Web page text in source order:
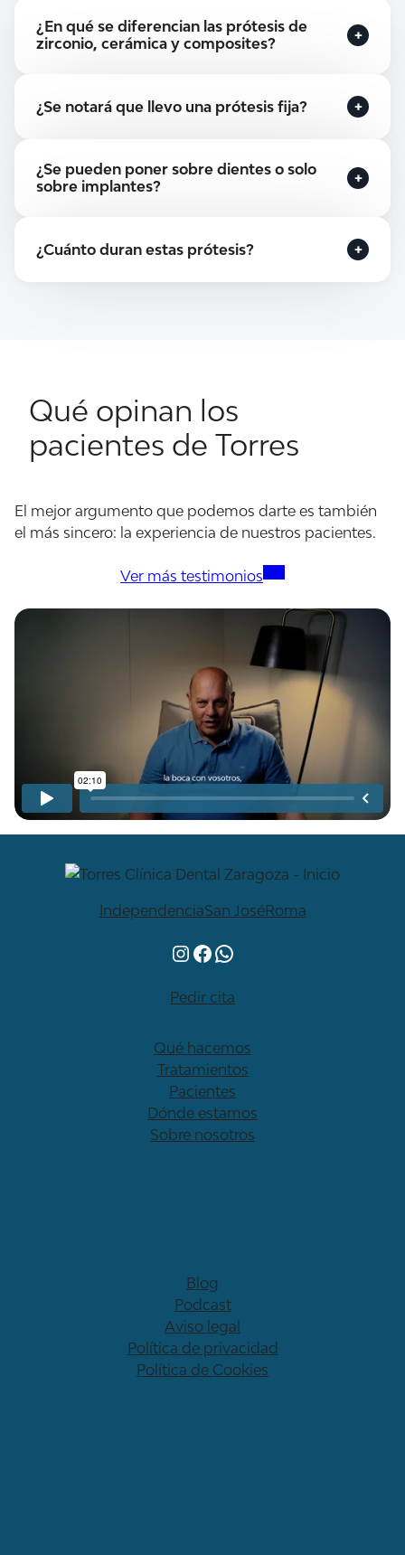
¿En qué se diferencian las prótesis de
zirconio, cerámica y composites?
cerámicas destacan por su estética; y los
estética y comodidad de ajuste.
¿Se notará que llevo una prótesis fija?
Pasará muy desapercibida. Todos los
materiales reproducen el color y la translucidez
¿Se pueden poner sobre dientes o solo
sobre implantes?
Sirven para ambas situaciones: dientes tallados
o implantes osteointegrados.
¿Cuánto duran estas prótesis?
Qué opinan los
pacientes de Torres
El mejor argumento que podemos darte es también
el más sincero: la experiencia de nuestros pacientes.
Ver más testimonios
IndependenciaSan JoséRoma
Instagram
Facebook
WhatsApp
Pedir cita
Qué hacemos
Tratamientos
Pacientes
Dónde estamos
Sobre nosotros
Blog
Podcast
Aviso legal
Política de privacidad
Política de Cookies